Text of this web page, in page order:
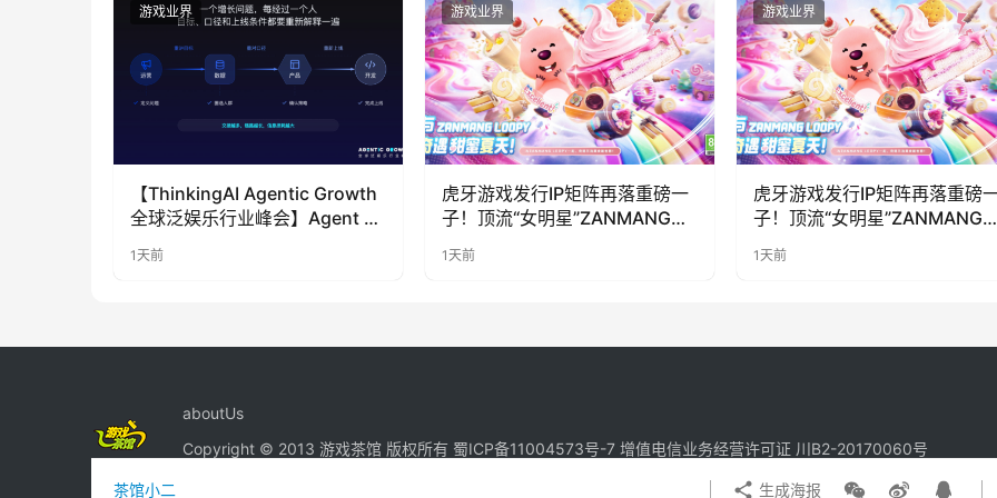
茶馆小二 生成海报
游戏业界
【ThinkingAI Agentic Growth
全球泛娱乐行业峰会】Agent 时
1天前
游戏业界
虎牙游戏发行IP矩阵再落重磅一
子！顶流“女明星”ZANMANG
奇遇》惊喜曝光
1天前
游戏业界
虎牙游戏发行IP矩阵再落重磅
子！顶流“女明星”ZANMANG
奇遇》惊喜曝光
1天前
aboutUs
Copyright © 2013 游戏茶馆 版权所有 蜀ICP备11004573号-7 增值电信业务经营许可证 川B2-20170060号